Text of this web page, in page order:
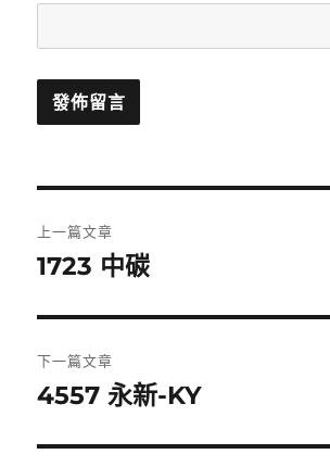
章
覽
上一篇文章
上
篇
文
章:
1723 中碳
下一篇文章
下
篇
4557 永新-KY